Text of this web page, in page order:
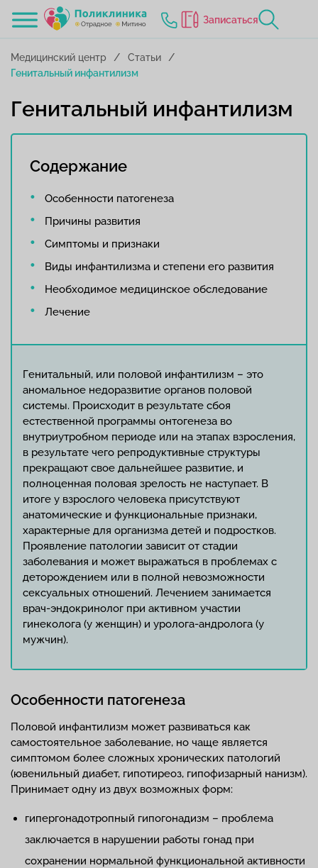
Записаться
Медицинский центр
Статьи
Генитальный инфантилизм
Генитальный инфантилизм
Содержание
Особенности патогенеза
Причины развития
Симптомы и признаки
Виды инфантилизма и степени его развития
Необходимое медицинское обследование
Лечение
Генитальный, или половой инфантилизм – это
аномальное недоразвитие органов половой
системы. Происходит в результате сбоя
естественной программы онтогенеза во
внутриутробном периоде или на этапах взросления,
в результате чего репродуктивные структуры
прекращают свое дальнейшее развитие, и
полноценная половая зрелость не наступает. В
итоге у взрослого человека присутствуют
анатомические и функциональные признаки,
характерные для организма детей и подростков.
Проявление патологии зависит от стадии
заболевания и может выражаться в проблемах с
деторождением или в полной невозможности
сексуальных отношений. Лечением занимается
врач-эндокринолог при активном участии
гинеколога (у женщин) и уролога-андролога (у
мужчин).
Особенности патогенеза
Половой инфантилизм может развиваться как
самостоятельное заболевание, но чаще является
симптомом более сложных хронических патологий
(ювенильный диабет, гипотиреоз, гипофизарный нанизм).
Принимает одну из двух возможных форм:
гипергонадотропный гипогонадизм – проблема
заключается в нарушении работы гонад при
сохранении нормальной функциональной активности